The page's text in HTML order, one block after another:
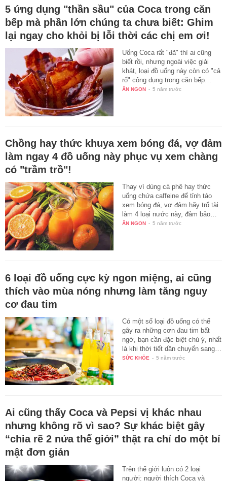
5 ứng dụng "thần sầu" của Coca trong căn
bếp mà phần lớn chúng ta chưa biết: Ghim
lại ngay cho khỏi bị lỗi thời các chị em ơi!
Uống Coca rất "đã" thì ai cũng
biết rồi, nhưng ngoài việc giải
khát, loại đồ uống này còn có "cả
rổ" công dụng trong căn bếp…
ĂN NGON - 5 năm trước
Chồng hay thức khuya xem bóng đá, vợ đảm
làm ngay 4 đồ uống này phục vụ xem chàng
có "trầm trồ"!
Thay vì dùng cà phê hay thức
uống chứa caffeine để tỉnh táo
xem bóng đá, vợ đảm hãy trổ tài
làm 4 loại nước này, đảm bảo…
ĂN NGON - 5 năm trước
6 loại đồ uống cực kỳ ngon miệng, ai cũng
thích vào mùa nóng nhưng làm tăng nguy
cơ đau tim
Có một số loại đồ uống có thể
gây ra những cơn đau tim bất
ngờ, bạn cần đặc biệt chú ý, nhất
là khi thời tiết dần chuyển sang…
SỨC KHỎE - 5 năm trước
Ai cũng thấy Coca và Pepsi vị khác nhau
nhưng không rõ vì sao? Sự khác biệt gây
“chia rẽ 2 nửa thế giới” thật ra chỉ do một bí
mật đơn giản
Trên thế giới luôn có 2 loại
người: người thích Coca và